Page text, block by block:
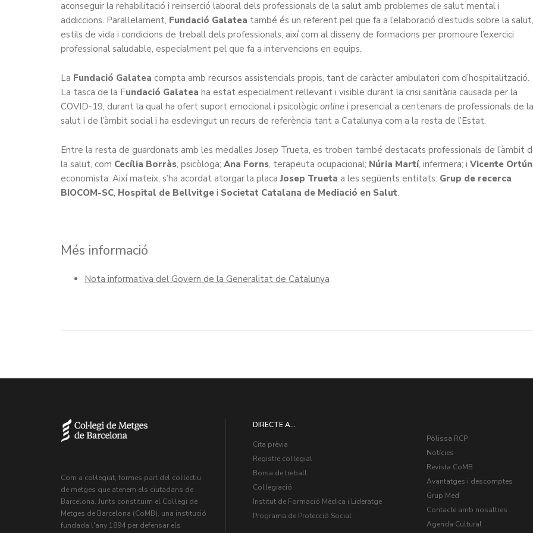
aconseguir la rehabilitació i reinserció laboral dels professionals de la salut amb problemes de salut mental i
addiccions. Paral·lelament, Fundació Galatea també és un referent pel que fa a l’elaboració d’estudis sobre la salut,
estils de vida i condicions de treball dels professionals, així com al disseny de formacions per promoure l’exercici
professional saludable, especialment pel que fa a intervencions en equips.
La Fundació Galatea compta amb recursos assistencials propis, tant de caràcter ambulatori com d’hospitalització.
La tasca de la Fundació Galatea ha estat especialment rellevant i visible durant la crisi sanitària causada per la
COVID-19, durant la qual ha ofert suport emocional i psicològic online i presencial a centenars de professionals de la
salut i de l’àmbit social i ha esdevingut un recurs de referència tant a Catalunya com a la resta de l’Estat.
Entre la resta de guardonats amb les medalles Josep Trueta, es troben també destacats professionals de l’àmbit
la salut, com Cecília Borràs, psicòloga; Ana Forns, terapeuta ocupacional; Núria Martí, infermera; i Vicente Ortún,
economista. Així mateix, s’ha acordat atorgar la placa Josep Trueta a les següents entitats: Grup de recerca
BIOCOM-SC, Hospital de Bellvitge i Societat Catalana de Mediació en Salut.
Més informació
Nota informativa del Govern de la Generalitat de Catalunya
Com a col·legiat, formes part del col·lectiu
de metges que atenem els ciutadans de
Barcelona. Junts constituïm el Col·legi de
Metges de Barcelona (CoMB), una institució
fundada l'any 1894 per defensar els
DIRECTE A...
Cita prèvia
Registre col·legial
Borsa de treball
Col·legiació
Institut de Formació Mèdica i Lideratge
Programa de Protecció Social
Pòlissa RCP
Notícies
Revista CoMB
Avantatges i descomptes
Grup Med
Contacte amb nosaltres
Agenda Cultural